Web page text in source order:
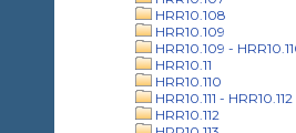
HRR10.108
HRR10.109
HRR10.109 -
HRR10.11
HRR10.110
HRR10.111 - HRR10.112
HRR10.112